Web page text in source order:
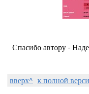
Спасибо автору -
вверх^ к полной